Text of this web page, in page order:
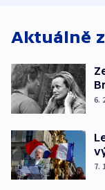
Aktuálně
6.
7.